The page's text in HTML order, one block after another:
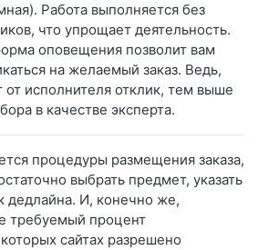
Работа выполняется без
что упрощает деятельность.
оповещения позволит вам
на желаемый заказ. Ведь,
исполнителя отклик, тем выше
в качестве эксперта.
процедуры размещения заказа,
выбрать предмет, указать
дедлайна. И, конечно же,
требуемый процент
сайтах разрешено